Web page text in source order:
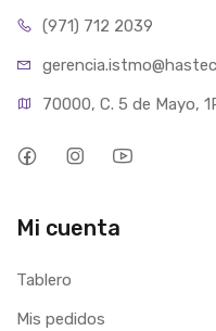
(971) 712 2039
70000, C. 5 de Mayo,
Mi cuenta
Tablero
Mis pedidos